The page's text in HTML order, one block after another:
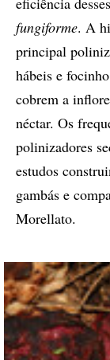
fungiforme. A
principal
hábeis e
cobrem a
néctar. Os
polinizadores
estudos
gambás e
Morellato.